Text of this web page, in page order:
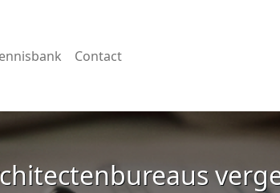
Contact